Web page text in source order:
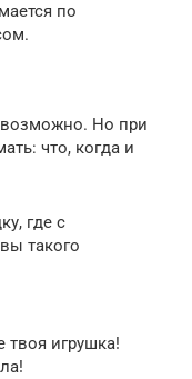
по
Но при
что, когда и
где с
такого
твоя игрушка!